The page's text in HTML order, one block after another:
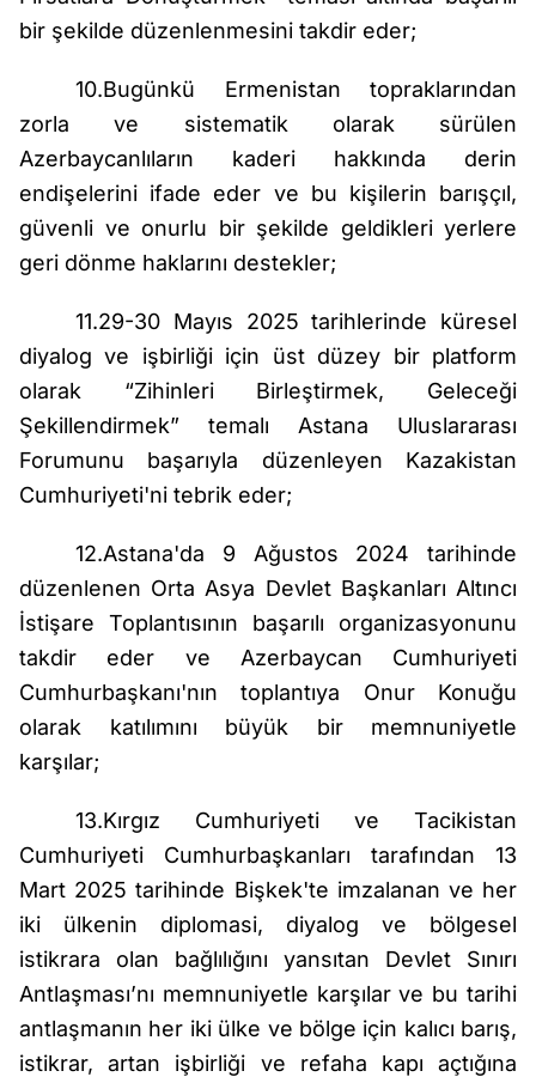
bir şekilde düzenlenmesini takdir eder;
10.Bugünkü Ermenistan topraklarından
zorla ve sistematik olarak sürülen
Azerbaycanlıların kaderi hakkında derin
endişelerini ifade eder ve bu kişilerin barışçıl,
güvenli ve onurlu bir şekilde geldikleri yerlere
geri dönme haklarını destekler;
11.29-30 Mayıs 2025 tarihlerinde küresel
diyalog ve işbirliği için üst düzey bir platform
olarak “Zihinleri Birleştirmek, Geleceği
Şekillendirmek” temalı Astana Uluslararası
Forumunu başarıyla düzenleyen Kazakistan
Cumhuriyeti'ni tebrik eder;
12.Astana'da 9 Ağustos 2024 tarihinde
düzenlenen Orta Asya Devlet Başkanları Altıncı
İstişare Toplantısının başarılı organizasyonunu
takdir eder ve Azerbaycan Cumhuriyeti
Cumhurbaşkanı'nın toplantıya Onur Konuğu
olarak katılımını büyük bir memnuniyetle
karşılar;
13.Kırgız Cumhuriyeti ve Tacikistan
Cumhuriyeti Cumhurbaşkanları tarafından 13
Mart 2025 tarihinde Bişkek'te imzalanan ve her
iki ülkenin diplomasi, diyalog ve bölgesel
istikrara olan bağlılığını yansıtan Devlet Sınırı
Antlaşması’nı memnuniyetle karşılar ve bu tarihi
antlaşmanın her iki ülke ve bölge için kalıcı barış,
istikrar, artan işbirliği ve refaha kapı açtığına